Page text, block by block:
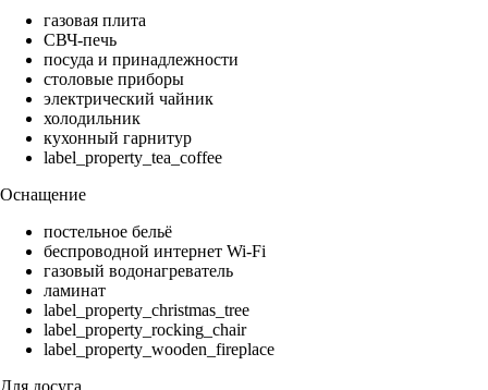
газовая плита
СВЧ-печь
посуда и принадлежности
столовые приборы
электрический чайник
холодильник
кухонный гарнитур
label_property_tea_coffee
Оснащение
постельное бельё
беспроводной интернет Wi-Fi
газовый водонагреватель
ламинат
label_property_christmas_tree
label_property_rocking_chair
label_property_wooden_fireplace
Для досуга